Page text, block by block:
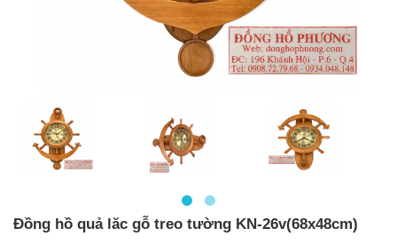
Đồng hồ quả lăc gỗ treo tường KN-26v(68x48cm)